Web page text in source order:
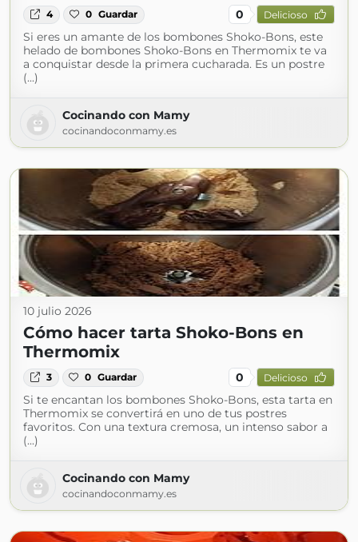
4 0 Guardar 0 Delicioso
Si eres un amante de los bombones Shoko-Bons, este
helado de bombones Shoko-Bons en Thermomix te va
a conquistar desde la primera cucharada. Es un postre
(...)
Cocinando con Mamy
cocinandoconmamy.es
10 julio 2026
Cómo hacer tarta Shoko-Bons en
Thermomix
3 0 Guardar 0 Delicioso
Si te encantan los bombones Shoko-Bons, esta tarta en
Thermomix se convertirá en uno de tus postres
favoritos. Con una textura cremosa, un intenso sabor a
(...)
Cocinando con Mamy
cocinandoconmamy.es